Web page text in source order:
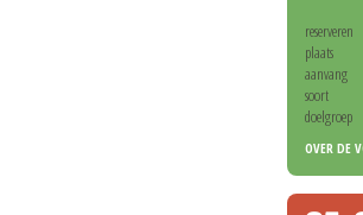
reserveren
plaats
aanvang
soort
doelgroep
OVER DE